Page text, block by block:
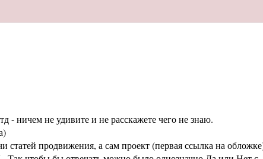
- ничем не удивите и не расскажете чего не знаю.
продвижения, а сам проект (первая ссылка на